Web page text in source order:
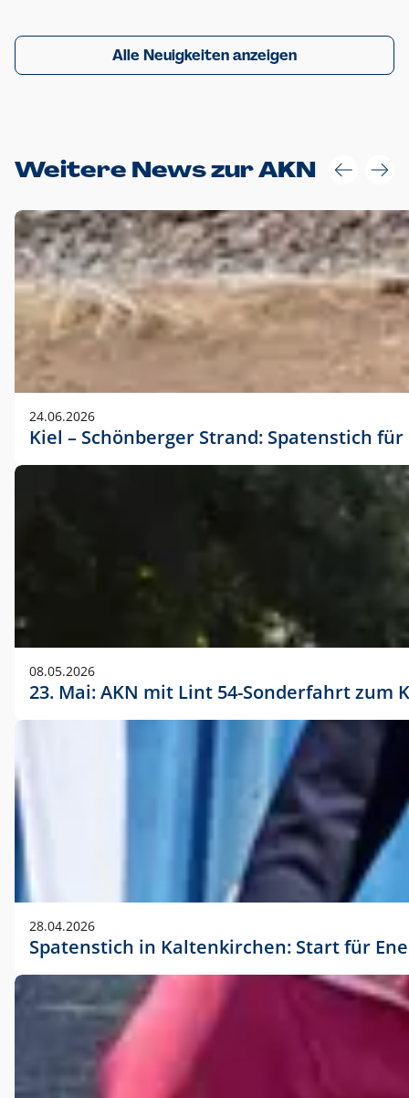
Alle Neuigkeiten anzeigen
Weitere News zur AKN
24.06.2026
Kiel – Schönberger Strand: Spatenstich
08.05.2026
23. Mai: AKN mit Lint 54-Sonderfahrt
28.04.2026
Spatenstich in Kaltenkirchen: Start für